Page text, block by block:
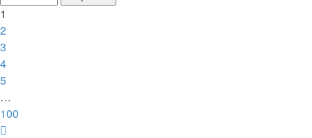
100
1
2
3
4
5
…
100